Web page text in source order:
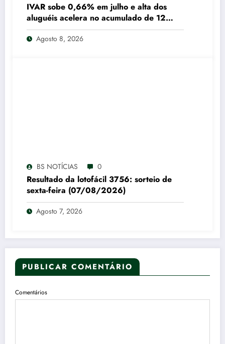
IVAR sobe 0,66% em julho e alta dos
aluguéis acelera no acumulado de 12
meses
Agosto 8, 2026
BS NOTÍCIAS 0
Resultado da lotofácil 3756: sorteio de
sexta-feira (07/08/2026)
Agosto 7, 2026
PUBLICAR COMENTÁRIO
Comentários